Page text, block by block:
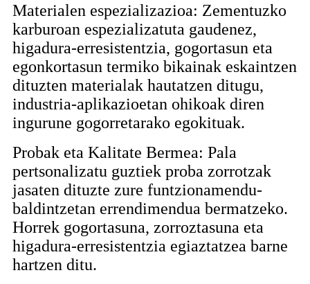
Materialen espezializazioa: Zementuzko
karburoan espezializatuta gaudenez,
higadura-erresistentzia, gogortasun eta
egonkortasun termiko bikainak eskaintzen
dituzten materialak hautatzen ditugu,
industria-aplikazioetan ohikoak diren
ingurune gogorretarako egokituak.
Probak eta Kalitate Bermea: Pala
pertsonalizatu guztiek proba zorrotzak
jasaten dituzte zure funtzionamendu-
baldintzetan errendimendua bermatzeko.
Horrek gogortasuna, zorroztasuna eta
higadura-erresistentzia egiaztatzea barne
hartzen ditu.